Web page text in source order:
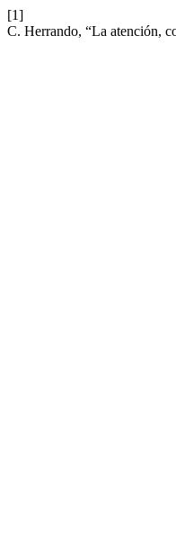
[1]
C. Herrando, “La atención,